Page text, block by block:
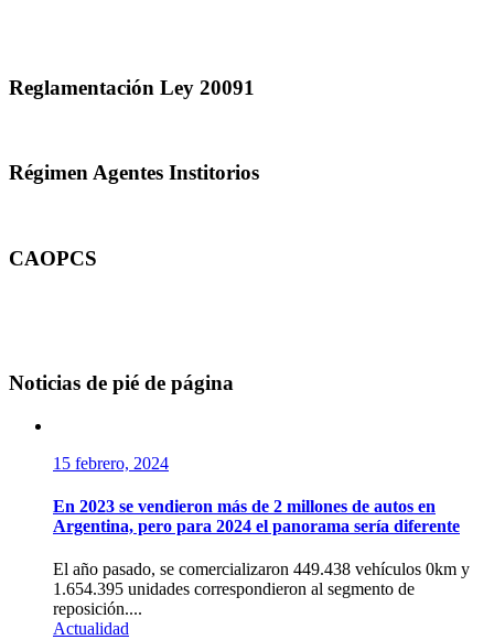
Reglamentación Ley 20091
Régimen Agentes Institorios
CAOPCS
Noticias de pié de página
15 febrero, 2024
En 2023 se vendieron más de 2 millones de autos en
Argentina, pero para 2024 el panorama sería diferente
El año pasado, se comercializaron 449.438 vehículos 0km y
1.654.395 unidades correspondieron al segmento de
reposición....
Actualidad